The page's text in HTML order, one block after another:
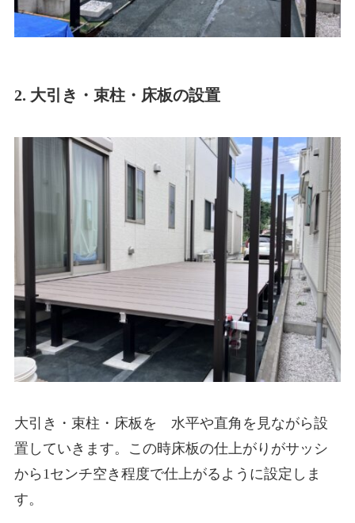
2. 大引き・束柱・床板の設置
大引き・束柱・床板を 水平や直角を見ながら設
置していきます。この時床板の仕上がりがサッシ
から1センチ空き程度で仕上がるように設定しま
す。